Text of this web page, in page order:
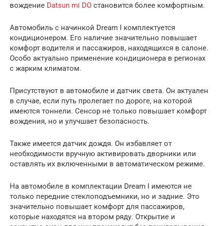
вождение Datsun mi DO становится более комфортным.
Автомобиль с начинкой Dream I комплектуется
кондиционером. Его наличие значительно повышает
комфорт водителя и пассажиров, находящихся в салоне.
Особо актуально применение кондиционера в регионах
с жарким климатом.
Присутствуют в автомобиле и датчик света. Он актуален
в случае, если путь пролегает по дороге, на которой
имеются тоннели. Сенсор не только повышает комфорт
вождения, но и улучшает безопасность.
Также имеется датчик дождя. Он избавляет от
необходимости вручную активировать дворники или
оставлять их включенными в автоматическом режиме.
На автомобиле в комплектации Dream I имеются не
только передние стеклоподъемники, но и задние. Это
значительно повышает комфорт для пассажиров,
которые находятся на втором ряду. Открытие и